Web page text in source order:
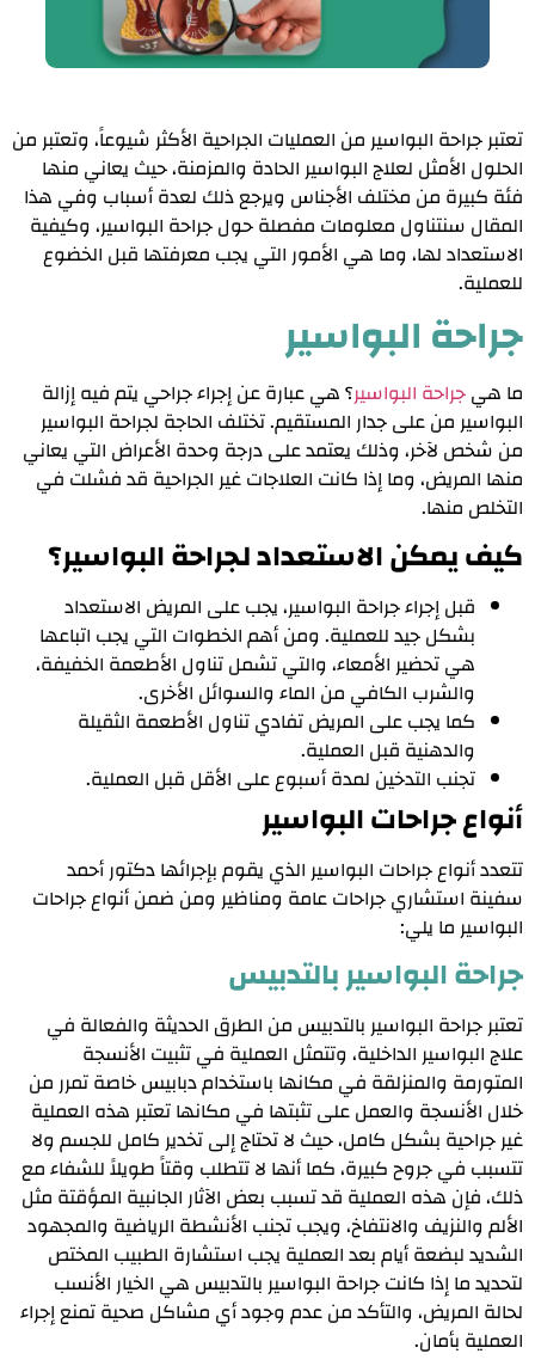
تعتبر جراحة البواسير من العمليات الجراحية الأكثر شيوعاً، وتعتبر من
الحلول الأمثل لعلاج البواسير الحادة والمزمنة، حيث يعاني منها
فئة كبيرة من مختلف الأجناس ويرجع ذلك لعدة أسباب وفي هذا
المقال سنتناول معلومات مفصلة حول جراحة البواسير، وكيفية
الاستعداد لها، وما هي الأمور التي يجب معرفتها قبل الخضوع
للعملية.
جراحة البواسير
ما هيجراحة البواسير؟ هي عبارة عن إجراء جراحي يتم فيه إزالة
البواسير من على جدار المستقيم. تختلف الحاجة لجراحة البواسير
من شخص لآخر، وذلك يعتمد على درجة وحدة الأعراض التي يعاني
منها المريض، وما إذا كانت العلاجات غير الجراحية قد فشلت في
التخلص منها.
كيف يمكن الاستعداد لجراحة البواسير؟
قبل إجراء جراحة البواسير، يجب على المريض الاستعداد
بشكل جيد للعملية. ومن أهم الخطوات التي يجب اتباعها
هي تحضير الأمعاء، والتي تشمل تناول الأطعمة الخفيفة،
والشرب الكافي من الماء والسوائل الأخرى.
كما يجب على المريض تفادي تناول الأطعمة الثقيلة
والدهنية قبل العملية.
تجنب التدخين لمدة أسبوع على الأقل قبل العملية.
أنواع جراحات البواسير
تتعدد أنواع جراحات البواسير الذي يقوم بإجرائها دكتور أحمد
سفينة استشاري جراحات عامة ومناظير ومن ضمن أنواع جراحات
البواسير ما يلي:
جراحة البواسير بالتدبيس
تعتبر جراحة البواسير بالتدبيس من الطرق الحديثة والفعالة في
علاج البواسير الداخلية، وتتمثل العملية في تثبيت الأنسجة
المتورمة والمنزلقة في مكانها باستخدام دبابيس خاصة تمرر من
خلال الأنسجة والعمل على تثبتها في مكانها تعتبر هذه العملية
غير جراحية بشكل كامل، حيث لا تحتاج إلى تخدير كامل للجسم ولا
تتسبب في جروح كبيرة، كما أنها لا تتطلب وقتاً طويلاً للشفاء مع
ذلك، فإن هذه العملية قد تسبب بعض الآثار الجانبية المؤقتة مثل
الألم والنزيف والانتفاخ، ويجب تجنب الأنشطة الرياضية والمجهود
الشديد لبضعة أيام بعد العملية يجب استشارة الطبيب المختص
لتحديد ما إذا كانت جراحة البواسير بالتدبيس هي الخيار الأنسب
لحالة المريض، والتأكد من عدم وجود أي مشاكل صحية تمنع إجراء
العملية بأمان.